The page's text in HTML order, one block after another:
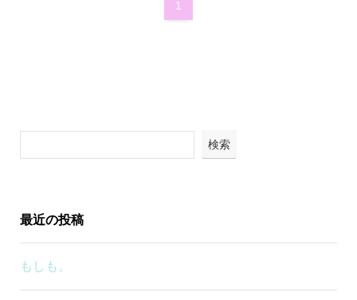
1
検索
最近の投稿
もしも。